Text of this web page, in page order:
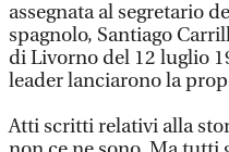
assegnata al segretario
spagnolo, Santiago
di Livorno del 12 luglio
leader lanciarono la
Atti scritti relativi alla